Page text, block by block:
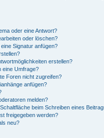
oder eine Antwort?
oder löschen?
Signatur anfügen?
erstellen?
eine Umfrage?
Foren nicht zugreifen?
anfügen?
melden?
beim Schreiben eines
freigegeben werden?
neu?